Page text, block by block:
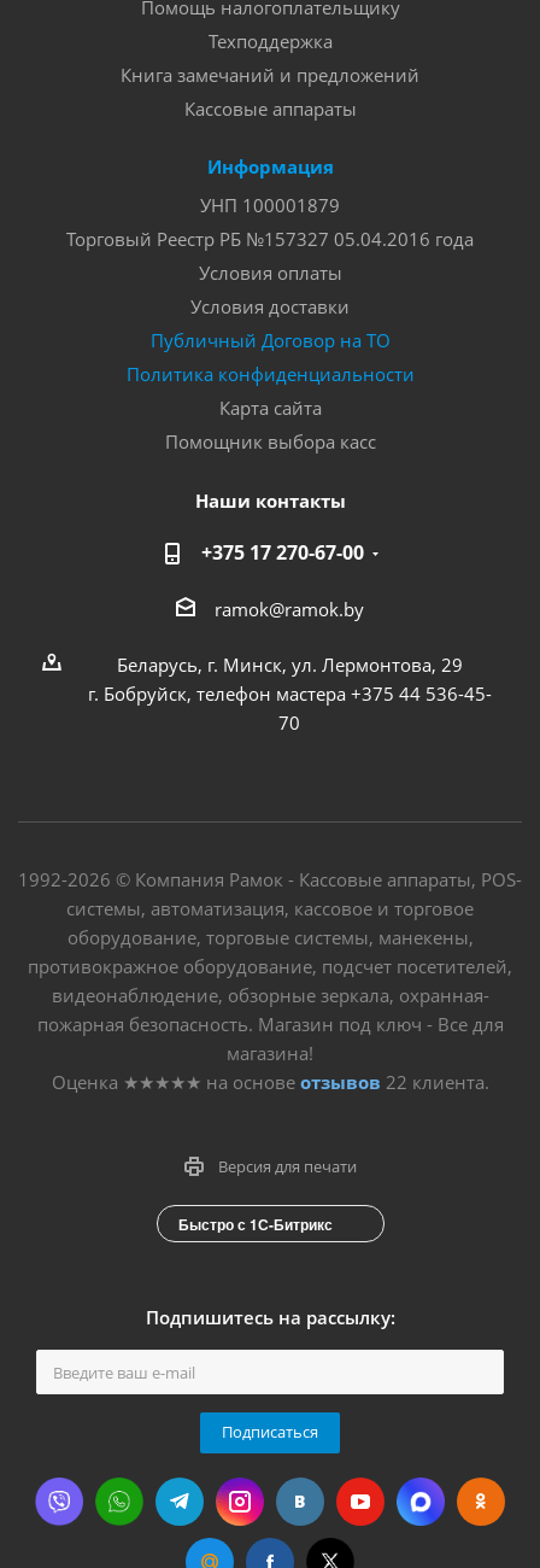
Помощь налогоплательщику
Техподдержка
Книга замечаний и предложений
Кассовые аппараты
Информация
УНП 100001879
Торговый Реестр РБ №157327 05.04.2016 года
Условия оплаты
Условия доставки
Публичный Договор на ТО
Политика конфиденциальности
Карта сайта
Помощник выбора касс
Наши контакты
+375 17 270-67-00
ramok@ramok.by
Беларусь, г. Минск, ул. Лермонтова, 29
г. Бобруйск, телефон мастера +375 44 536-45-
70
1992-2026 © Компания Рамок - Кассовые аппараты, POS-
системы, автоматизация, кассовое и торговое
оборудование, торговые системы, манекены,
противокражное оборудование, подсчет посетителей,
видеонаблюдение, обзорные зеркала, охранная-
пожарная безопасность. Магазин под ключ - Все для
магазина!
Оценка ★★★★★ на основе отзывов 22 клиента.
Версия для печати
Быстро с 1С-Битрикс
Подпишитесь на рассылку:
Подписаться